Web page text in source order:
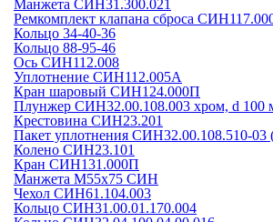
Манжета СИН31.300.021
Ремкомплект клапана сброса
Кольцо 34-40-36
Кольцо 88-95-46
Ось СИН112.008
Уплотнение СИН112.005А
Кран шаровый СИН124.000П
Плунжер СИН32.00.108.003 хром, d 100
Крестовина СИН23.201
Пакет уплотнения СИН32.00.108.510-03
Колено СИН23.101
Кран СИН131.000П
Манжета М55х75 СИН
Чехол СИН61.104.003
Кольцо СИН31.00.01.170.004